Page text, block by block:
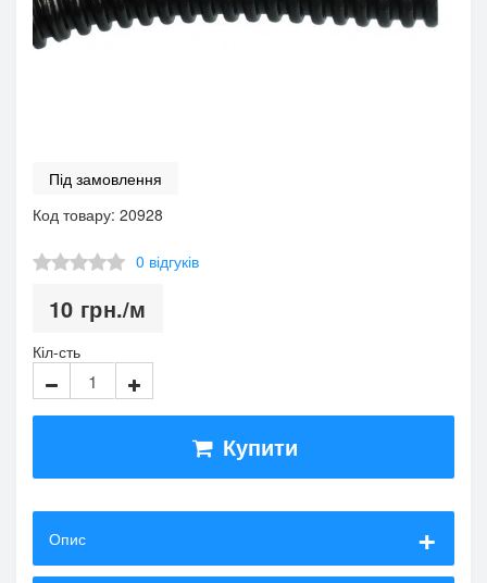
Під замовлення
Код товару: 20928
0 відгуків
10 грн./м
Кіл-сть
Купити
Опис